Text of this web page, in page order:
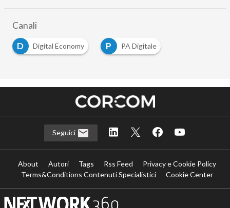
Canali
D
Digital Economy P PA Digitale
Seguici
About Autori Tags Rss Feed
Privacy e Cookie Policy
Terms&Conditions Contenuti Specialistici
Cookie Center